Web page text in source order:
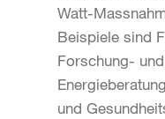
Watt-
Beispiele sind
Forschung-
und